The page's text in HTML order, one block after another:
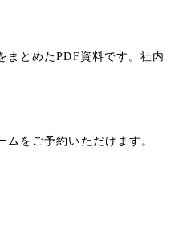
まとめたPDF資料です。社内
をご予約いただけます。